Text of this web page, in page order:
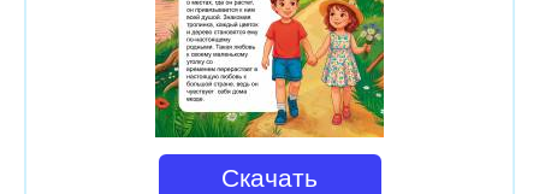
Скачать